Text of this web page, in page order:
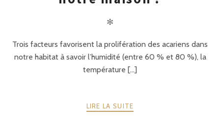
✻
Trois facteurs favorisent la prolifération des acariens dans
notre habitat à savoir l’humidité (entre 60 % et 80 %), la
température [...]
LIRE LA SUITE